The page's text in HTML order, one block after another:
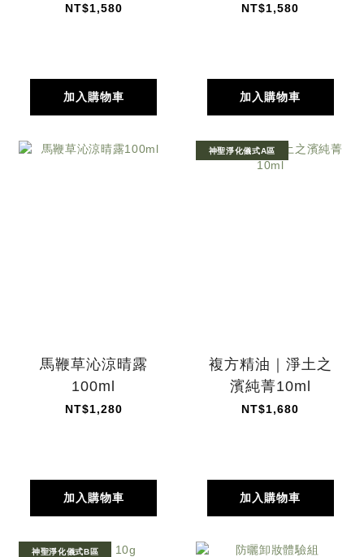
NT$1,580
加入購物車
NT$1,580
加入購物車
馬鞭草沁涼晴露
100ml
NT$1,280
加入購物車
神聖淨化儀式A區
複方精油｜淨土之
濱純菁10ml
NT$1,680
加入購物車
神聖淨化儀式B區